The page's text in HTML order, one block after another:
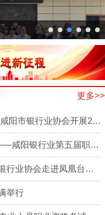
更多>>
情系一线送清凉 凝心聚力战酷暑——咸阳市银行业协会开展2026年夏日送清凉慰问活动
奋力“乒”搏展风采 风“羽”同行聚合力——咸阳银行业第五届职工乒羽球赛圆满举行
“守住钱袋子·护好幸福家”——咸阳市银行业协会走进凤凰台开展金融知识宣传
举行